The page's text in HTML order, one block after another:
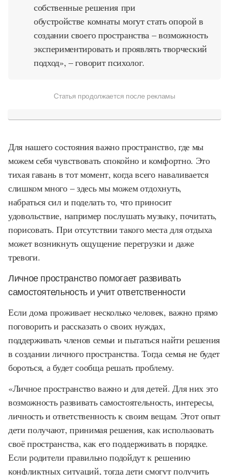
собственные решения при
обустройстве комнаты могут стать опорой в
создании своего пространства – возможность
экспериментировать и проявлять творческий
подход», – говорит психолог.
Статья продолжается после рекламы
Для нашего состояния важно пространство, где мы
можем себя чувствовать спокойно и комфортно. Это
тихая гавань в тот момент, когда всего наваливается
слишком много – здесь мы можем отдохнуть,
набраться сил и поделать то, что приносит
удовольствие, например послушать музыку, почитать,
порисовать. При отсутствии такого места для отдыха
может возникнуть ощущение перегрузки и даже
тревоги.
Личное пространство помогает развивать
самостоятельность и учит ответственности
Если дома проживает несколько человек, важно прямо
поговорить и рассказать о своих нуждах,
поддерживать членов семьи и пытаться найти решения
в создании личного пространства. Тогда семья не будет
бороться, а будет сообща решать проблему.
«Личное пространство важно и для детей. Для них это
возможность развивать самостоятельность, интересы,
личность и ответственность к своим вещам. Этот опыт
дети получают, принимая решения, как использовать
своё пространства, как его поддерживать в порядке.
Если родители правильно подойдут к решению
конфликтных ситуаций, тогда дети смогут получить